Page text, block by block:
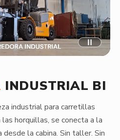
INDUSTRIAL BI
industrial para carretillas
horquillas, se conecta a la
la cabina. Sin taller. Sin